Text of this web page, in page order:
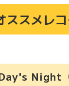
報
ススメレ
Night